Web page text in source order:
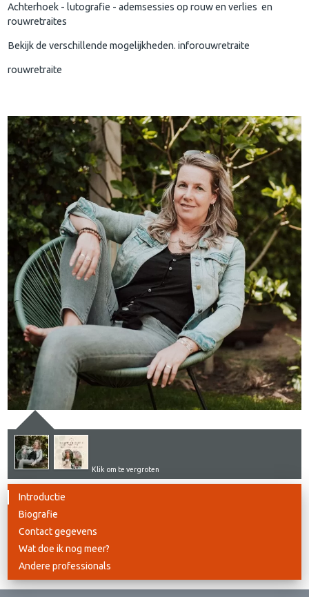
Achterhoek - lutografie - ademsessies op rouw en verlies en
rouwretraites
Bekijk de verschillende mogelijkheden. inforouwretraite
rouwretraite
Klik om te vergroten
Introductie
Biografie
Contact gegevens
Wat doe ik nog meer?
Andere professionals